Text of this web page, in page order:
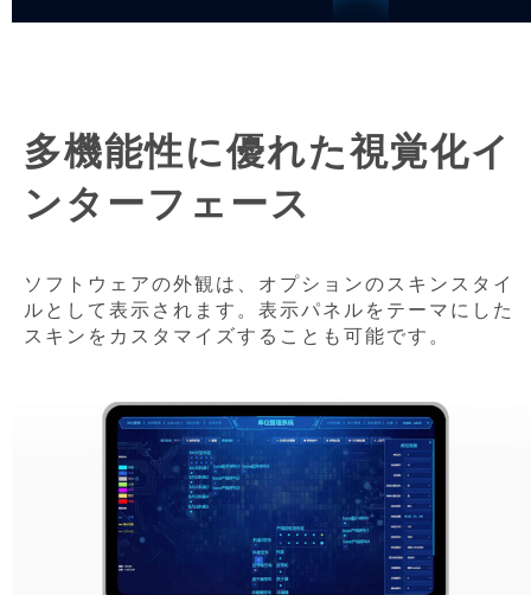
多機能性に優れた視覚化イ
ンターフェース
ソフトウェアの外観は、オプションのスキンスタイ
ルとして表示されます。表示パネルをテーマにした
スキンをカスタマイズすることも可能です。